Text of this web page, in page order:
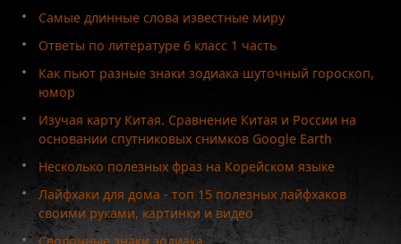
Самые длинные слова известные миру
Ответы по литературе 6 класс 1 часть
Как пьют разные знаки зодиака шуточный гороскоп,
юмор
Изучая карту Китая. Сравнение Китая и России на
основании спутниковых снимков Google Earth
Несколько полезных фраз на Корейском языке
Лайфхаки для дома - топ 15 полезных лайфхаков
своими руками, картинки и видео